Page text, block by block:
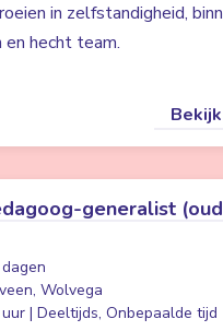
in zelfstandigheid,
hecht team.
generalist
Wolvega
| Deeltijds, Onbepaalde tijd